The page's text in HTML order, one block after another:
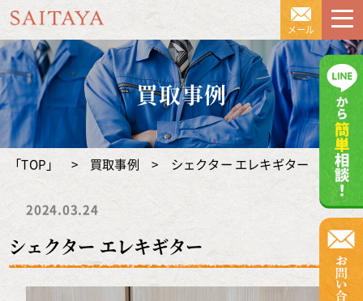
京都の遺品整理のSAITAYA（サイ
メール
買取事例
「TOP」 > 買取事例 > シェクター エレキギター
2024.03.24
シェクター エレキギター